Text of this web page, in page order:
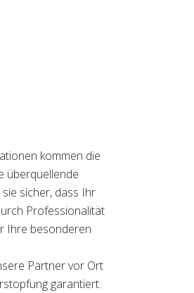
kommen die
überquellende
sicher, dass Ihr
Professionalität
Ihre besonderen
Partner vor Ort
garantiert.